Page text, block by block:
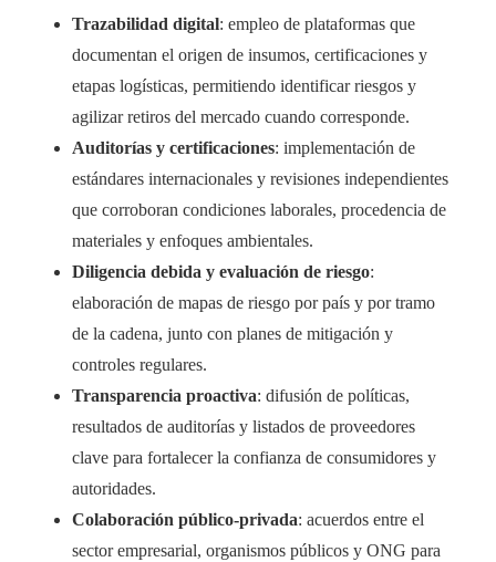
Trazabilidad digital: empleo de plataformas que
documentan el origen de insumos, certificaciones y
etapas logísticas, permitiendo identificar riesgos y
agilizar retiros del mercado cuando corresponde.
Auditorías y certificaciones: implementación de
estándares internacionales y revisiones independientes
que corroboran condiciones laborales, procedencia de
materiales y enfoques ambientales.
Diligencia debida y evaluación de riesgo:
elaboración de mapas de riesgo por país y por tramo
de la cadena, junto con planes de mitigación y
controles regulares.
Transparencia proactiva: difusión de políticas,
resultados de auditorías y listados de proveedores
clave para fortalecer la confianza de consumidores y
autoridades.
Colaboración público-privada: acuerdos entre el
sector empresarial, organismos públicos y ONG para